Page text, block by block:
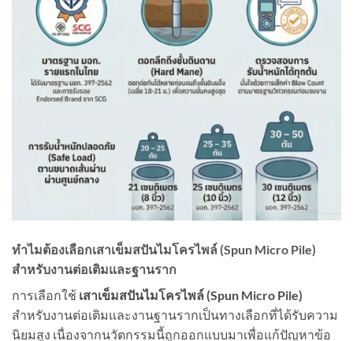
ทำไมต้องเลือกเสาเข็มสปันไมโครไพล์ (Spun Micro Pile)
สำหรับงานต่อเติมและฐานราก
การเลือกใช้ เสาเข็มสปันไมโครไพล์ (Spun Micro Pile)
สำหรับงานต่อเติมและงานฐานรากเป็นทางเลือกที่ได้รับความ
นิยมสูง เนื่องจากนวัตกรรมนี้ถูกออกแบบมาเพื่อแก้ปัญหาข้อ